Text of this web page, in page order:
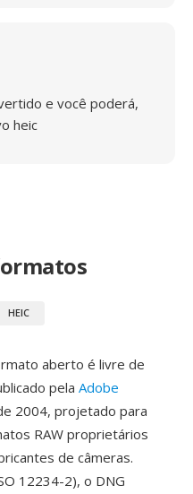
e você poderá,
heic
HEIC
aberto é livre de
pela Adobe
2004, projetado para
RAW proprietários
de câmeras.
12234-2), o DNG